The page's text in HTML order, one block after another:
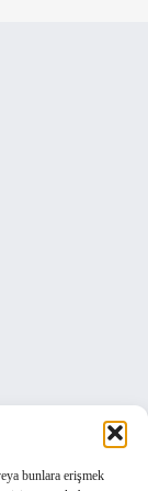
bunlara erişmek